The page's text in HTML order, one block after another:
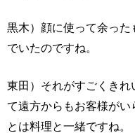
黒木）顔に使って余っ
でいたのですね。
東田）それがすごくき
て遠方からもお客様が
とは料理と一緒ですね